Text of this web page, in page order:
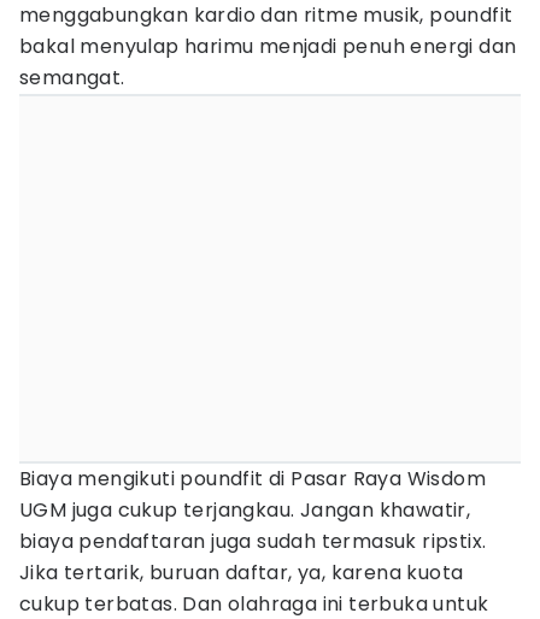
menggabungkan kardio dan ritme musik, poundfit
bakal menyulap harimu menjadi penuh energi dan
semangat.
Biaya mengikuti poundfit di Pasar Raya Wisdom
UGM juga cukup terjangkau. Jangan khawatir,
biaya pendaftaran juga sudah termasuk ripstix.
Jika tertarik, buruan daftar, ya, karena kuota
cukup terbatas. Dan olahraga ini terbuka untuk